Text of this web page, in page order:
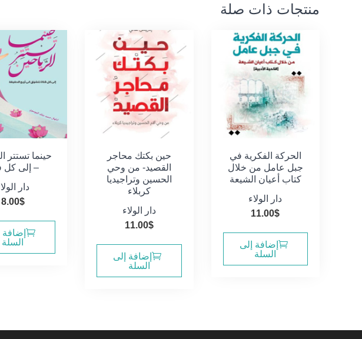
منتجات ذات صلة
الحركة الفكرية في
جبل عامل من خلال
كتاب أعيان الشيعة
دار الولاء
11.00$
إضافة إلى
السلة
حين بكتك محاجر
القصيد- من وحي
الحسين وتراجيديا
كربلاء
دار الولاء
11.00$
إضافة إلى
السلة
حينما تستتر
– إلى كل
دار
8.00$
إضافة
السلة